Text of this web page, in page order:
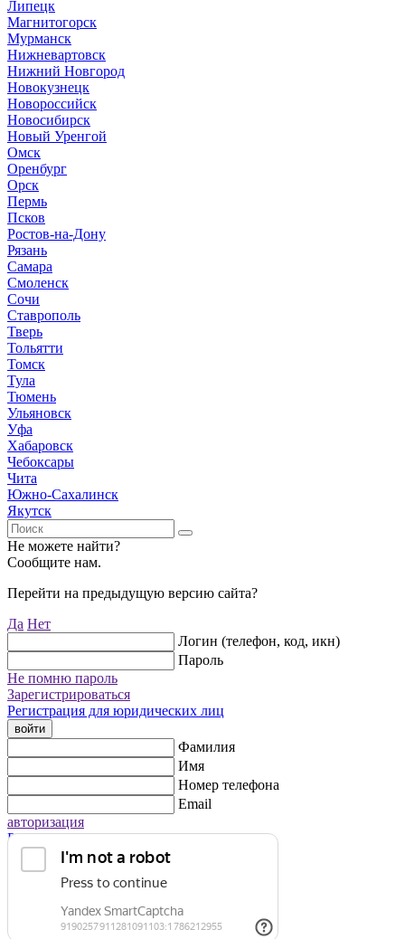
Липецк
Магнитогорск
Мурманск
Нижневартовск
Нижний Новгород
Новокузнецк
Новороссийск
Новосибирск
Новый Уренгой
Омск
Оренбург
Орск
Пермь
Псков
Ростов-на-Дону
Рязань
Самара
Смоленск
Сочи
Ставрополь
Тверь
Тольятти
Томск
Тула
Тюмень
Ульяновск
Уфа
Хабаровск
Чебоксары
Чита
Южно-Сахалинск
Якутск
Не можете найти?
Сообщите нам.
Перейти на предыдущую версию сайта?
Да Нет
Логин (телефон, код, икн)
Пароль
Не помню пароль
Зарегистрироваться
Регистрация для юридических лиц
войти
Фамилия
Имя
Номер телефона
Email
авторизация
Регистрация для юридических лиц